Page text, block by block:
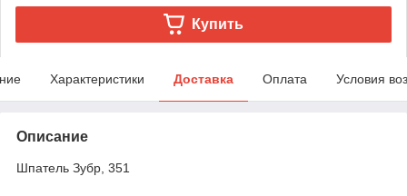
Купить
Характеристики Доставка Оплата Условия
Описание
Шпатель Зубр, 351